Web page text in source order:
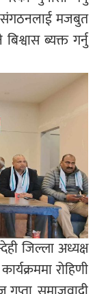
संगठनलाई मजबुत
ब्यक्त गर्नु
जिल्ला अध्यक्ष
रोहिणी